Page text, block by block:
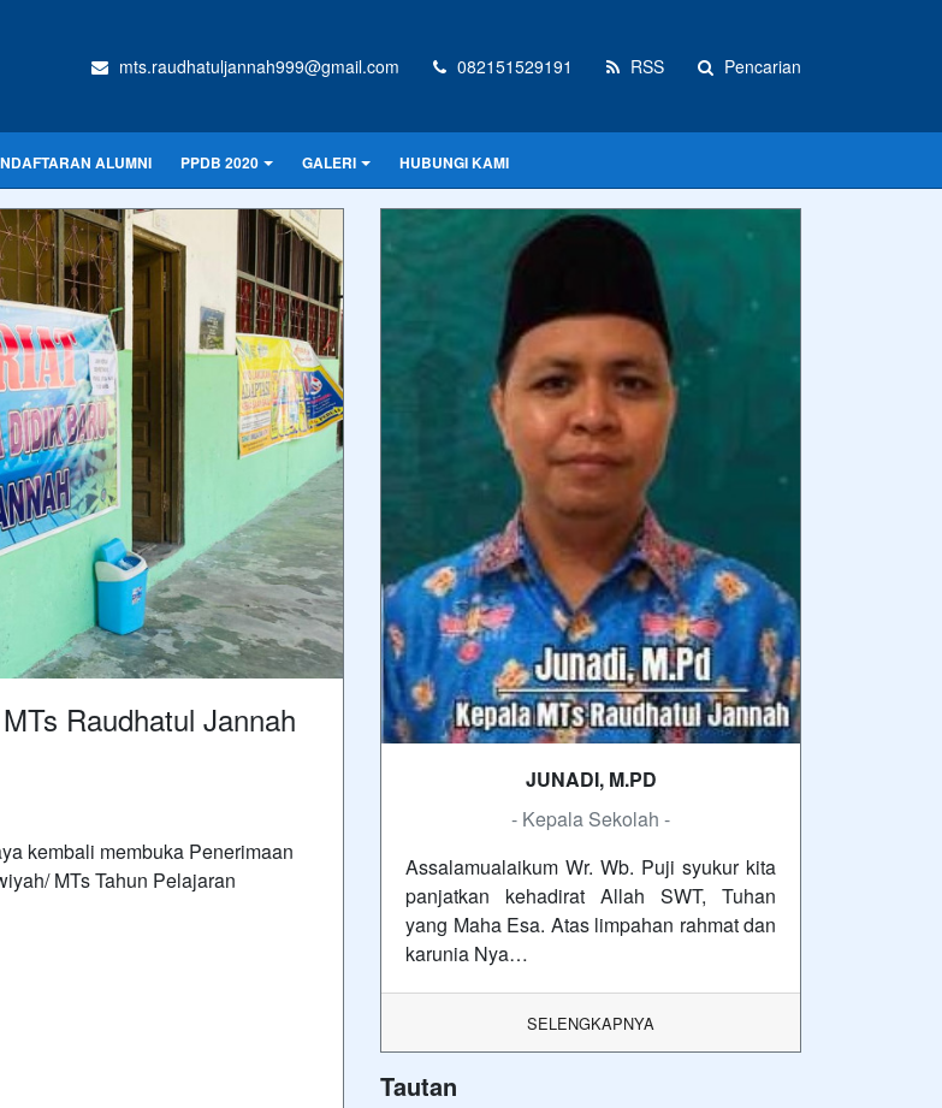
mts.raudhatuljannah999@gmail.com 082151529191 RSS Pencarian
ALUMNI PPDB 2020 GALERI HUBUNGI KAMI
Raudhatul Jannah
kembali membuka Penerimaan
MTs Tahun Pelajaran
JUNADI, M.PD
- Kepala Sekolah -
Assalamualaikum Wr. Wb. Puji syukur kita
panjatkan kehadirat Allah SWT, Tuhan
yang Maha Esa. Atas limpahan rahmat dan
karunia Nya…
SELENGKAPNYA
Tautan